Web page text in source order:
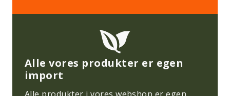
Alle vores produkter er egen
import